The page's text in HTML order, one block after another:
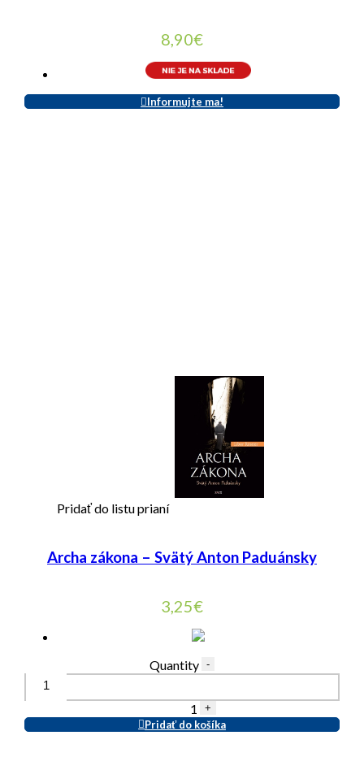
8,90€
Informujte ma!
Pridať do listu prianí
Archa zákona – Svätý Anton Paduánsky
3,25€
Quantity -
1 +
Pridať do košíka